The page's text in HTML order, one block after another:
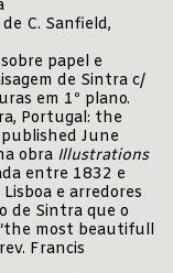
C. Sanfield,
papel e
de Sintra c/
em 1º plano.
Portugal: the
June
obra Illustrations
entre 1832 e
e arredores
de Sintra que o
most beautifull
Francis